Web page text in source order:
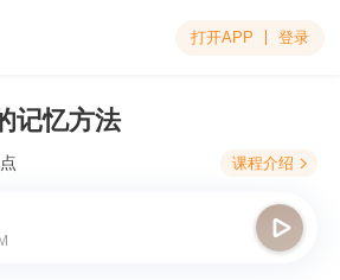
打开APP 登录
记忆方法
课程介绍 
